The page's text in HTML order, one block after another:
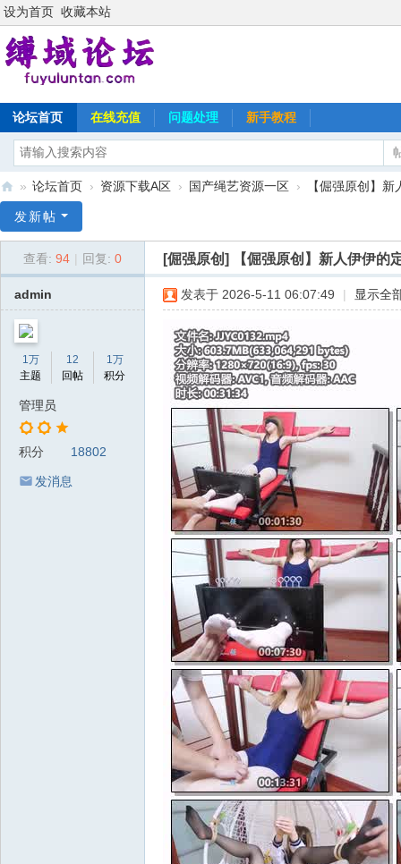
设为首页 收藏本站
论坛首页 在线充值 问题处理 新手教程
域
» 论坛首页 › 资源下载A区 › 国产绳艺资源一区 › 【倔强原创】
发新帖
查看: 94 回复: 0 [倔强原创] 【倔强原创】新人伊伊的
admin
1万
主题
12
回帖
1万
积分
管理员
积分 18802
发消息
发表于 2026-5-11 06:07:49 显示全